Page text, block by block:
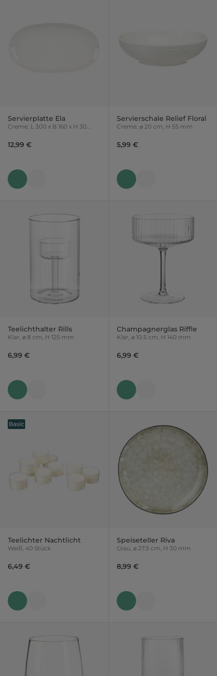
Servierplatte Ela
Creme, L 300 x B 160 x H 30
12,99 €
Servierschale Relief Floral
Creme, ⌀ 20 cm, H 55 mm
5,99 €
Teelichthalter Rills
Klar, ⌀ 8 cm, H 125 mm
6,99 €
Champagnerglas Riffle
Klar, ⌀ 10.5 cm, H 140 mm
6,99 €
Teelichter Nachtlicht
Weiß, 40 Stück
6,49 €
Basic
Speiseteller Riva
Grau, ⌀ 27.5 cm, H 30 mm
8,99 €